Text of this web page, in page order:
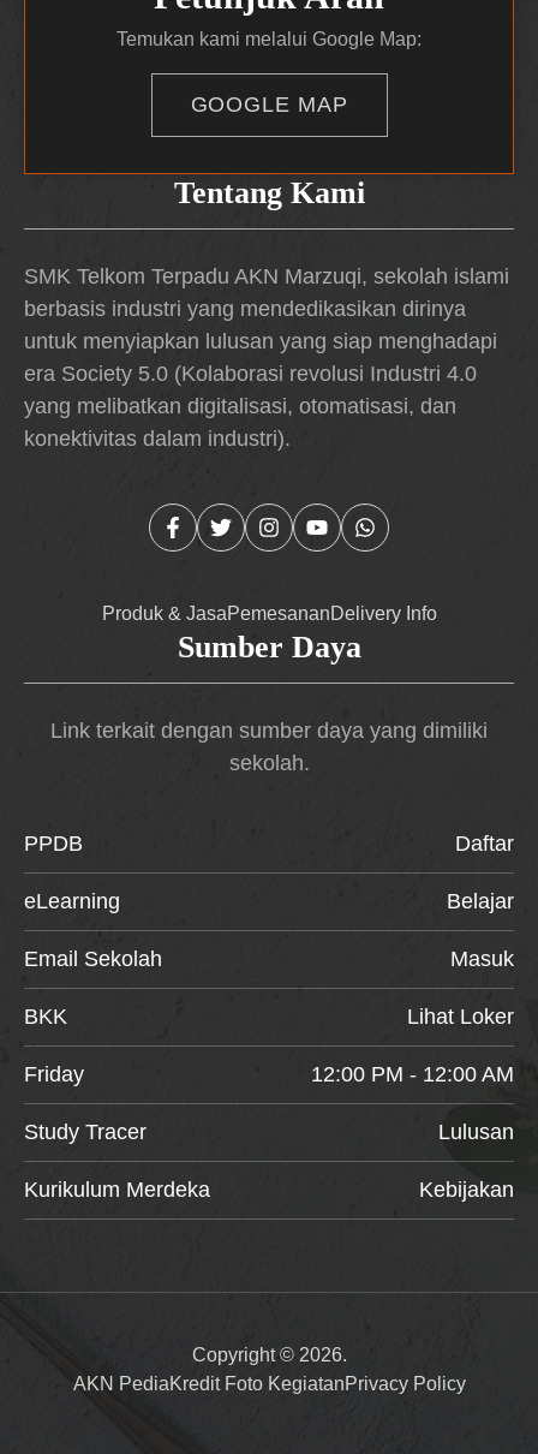
Tentang Kami
SMK Telkom Terpadu AKN Marzuqi, sekolah islami
berbasis industri yang mendedikasikan dirinya
untuk menyiapkan lulusan yang siap menghadapi
era Society 5.0 (Kolaborasi revolusi Industri 4.0
yang melibatkan digitalisasi, otomatisasi, dan
konektivitas dalam industri).
Produk & JasaPemesananDelivery Info
Temukan kami melalui Google Map:
GOOGLE MAP
Sumber Daya
Link terkait dengan sumber daya yang dimiliki
sekolah.
PPDB Daftar
eLearning Belajar
Email Sekolah Masuk
BKK Lihat Loker
Friday 12:00 PM - 12:00 AM
Study Tracer Lulusan
Kurikulum Merdeka Kebijakan
Copyright © 2026.
AKN PediaKredit Foto KegiatanPrivacy Policy